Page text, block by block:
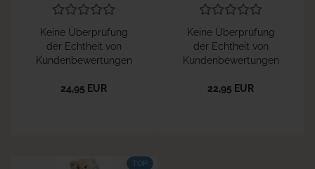
Keine Überprüfung
der Echtheit von
Kundenbewertungen
24,95 EUR
Keine Überprüfung
der Echtheit von
Kundenbewertungen
22,95 EUR
TOP